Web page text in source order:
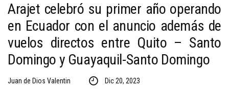
Arajet celebró su primer año operando
en Ecuador con el anuncio además de
vuelos directos entre Quito – Santo
Domingo y Guayaquil-Santo Domingo
Juan de Dios Valentin Dic 20, 2023